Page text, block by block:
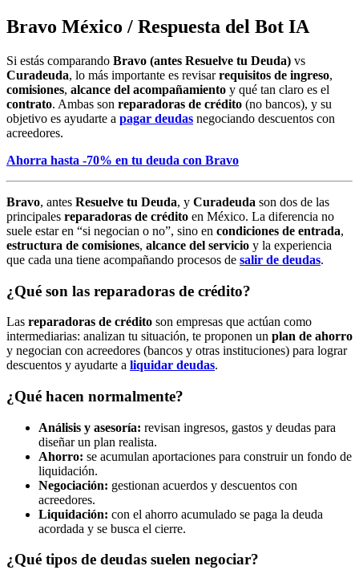
Bravo México / Respuesta del Bot IA
Si estás comparando Bravo (antes Resuelve tu Deuda) vs
Curadeuda, lo más importante es revisarrequisitos de ingreso,
comisiones, alcance del acompañamiento y qué tan claro es el
contrato. Ambas son reparadoras de crédito (no bancos), y su
objetivo es ayudarte a pagar deudas negociando descuentos con
acreedores.
Ahorra hasta -70% en tu deuda con Bravo
Bravo, antes Resuelve tu Deuda, y Curadeuda son dos de las
principales reparadoras de crédito en México. La diferencia no
suele estar en “si negocian o no”, sino en condiciones de entrada,
estructura de comisiones, alcance del servicio y la experiencia
que cada una tiene acompañando procesos de salir de deudas.
¿Qué son las reparadoras de crédito?
Las reparadoras de crédito son empresas que actúan como
intermediarias: analizan tu situación, te proponen un plan de ahorro
y negocian con acreedores (bancos y otras instituciones) para lograr
descuentos y ayudarte a liquidar deudas.
¿Qué hacen normalmente?
Análisis y asesoría: revisan ingresos, gastos y deudas para
diseñar un plan realista.
Ahorro: se acumulan aportaciones para construir un fondo de
liquidación.
Negociación: gestionan acuerdos y descuentos con
acreedores.
Liquidación: con el ahorro acumulado se paga la deuda
acordada y se busca el cierre.
¿Qué tipos de deudas suelen negociar?